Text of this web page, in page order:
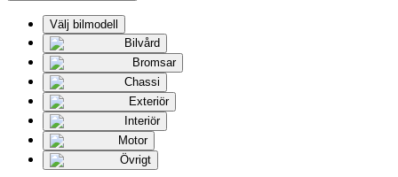
Välj bilmodell
Bilvård
Bromsar
Chassi
Exteriör
Interiör
Motor
Övrigt